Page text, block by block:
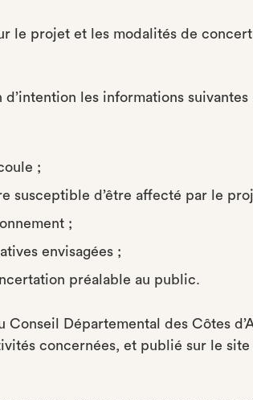
le projet et les modalités de
les informations suivantes
;
susceptible d’être affecté par le
;
envisagées ;
préalable au public.
Départemental des Côtes
concernées, et publié sur le site